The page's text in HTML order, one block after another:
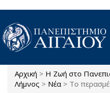
Παράκαμψη προς το κυρίως
Είστε εδώ
Αρχική > Η Ζωή στο
Λήμνος > Νέα > Το